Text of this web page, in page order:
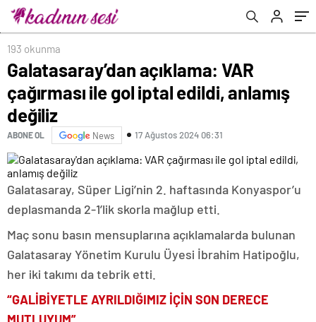
193 okunma
Galatasaray’dan açıklama: VAR
çağırması ile gol iptal edildi, anlamış
değiliz
ABONE OL News 17 Ağustos 2024 06:31
Galatasaray, Süper Ligi’nin 2. haftasında Konyaspor’u
deplasmanda 2-1’lik skorla mağlup etti.
Maç sonu basın mensuplarına açıklamalarda bulunan
Galatasaray Yönetim Kurulu Üyesi İbrahim Hatipoğlu,
her iki takımı da tebrik etti.
“GALİBİYETLE AYRILDIĞIMIZ İÇİN SON DERECE
MUTLUYUM”